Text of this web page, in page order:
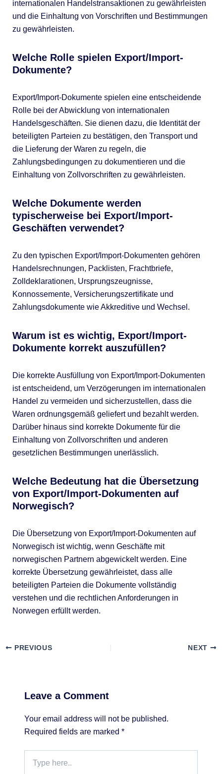
internationalen Handelstransaktionen zu gewährleisten
und die Einhaltung von Vorschriften und Bestimmungen
zu gewährleisten.
Welche Rolle spielen Export/Import-
Dokumente?
Export/Import-Dokumente spielen eine entscheidende
Rolle bei der Abwicklung von internationalen
Handelsgeschäften. Sie dienen dazu, die Identität der
beteiligten Parteien zu bestätigen, den Transport und
die Lieferung der Waren zu regeln, die
Zahlungsbedingungen zu dokumentieren und die
Einhaltung von Zollvorschriften zu gewährleisten.
Welche Dokumente werden
typischerweise bei Export/Import-
Geschäften verwendet?
Zu den typischen Export/Import-Dokumenten gehören
Handelsrechnungen, Packlisten, Frachtbriefe,
Zolldeklarationen, Ursprungszeugnisse,
Konnossemente, Versicherungszertifikate und
Zahlungsdokumente wie Akkreditive und Wechsel.
Warum ist es wichtig, Export/Import-
Dokumente korrekt auszufüllen?
Die korrekte Ausfüllung von Export/Import-Dokumenten
ist entscheidend, um Verzögerungen im internationalen
Handel zu vermeiden und sicherzustellen, dass die
Waren ordnungsgemäß geliefert und bezahlt werden.
Darüber hinaus sind korrekte Dokumente für die
Einhaltung von Zollvorschriften und anderen
gesetzlichen Bestimmungen unerlässlich.
Welche Bedeutung hat die Übersetzung
von Export/Import-Dokumenten auf
Norwegisch?
Die Übersetzung von Export/Import-Dokumenten auf
Norwegisch ist wichtig, wenn Geschäfte mit
norwegischen Partnern abgewickelt werden. Eine
korrekte Übersetzung gewährleistet, dass alle
beteiligten Parteien die Dokumente vollständig
verstehen und die rechtlichen Anforderungen in
Norwegen erfüllt werden.
PREVIOUS NEXT
Leave a Comment
Your email address will not be published.
Required fields are marked *
here..